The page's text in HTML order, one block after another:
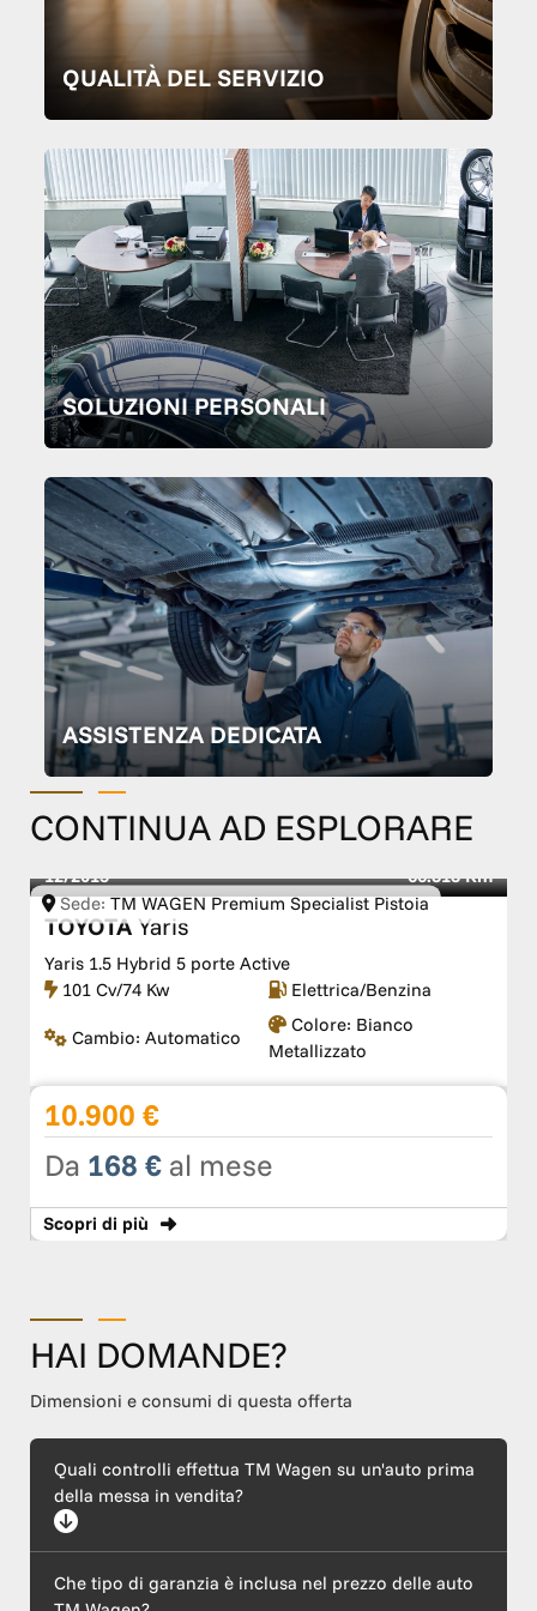
QUALITÀ DEL SERVIZIO
SOLUZIONI PERSONALI
ASSISTENZA DEDICATA
CONTINUA AD ESPLORARE
Sede: TM WAGEN Premium Specialist Pistoia
12/2015 66.818 Km
TOYOTA Yaris
Yaris 1.5 Hybrid 5 porte Active
101 Cv/74 Kw
Elettrica/Benzina
Cambio: Automatico
Colore: Bianco
Metallizzato
10.900 €
Da 168 € al mese
Scopri di più
HAI DOMANDE?
Dimensioni e consumi di questa offerta
Quali controlli effettua TM Wagen su un'auto prima
della messa in vendita?
include un'ispezione meccanica completa (motore ed
Che tipo di garanzia è inclusa nel prezzo delle auto